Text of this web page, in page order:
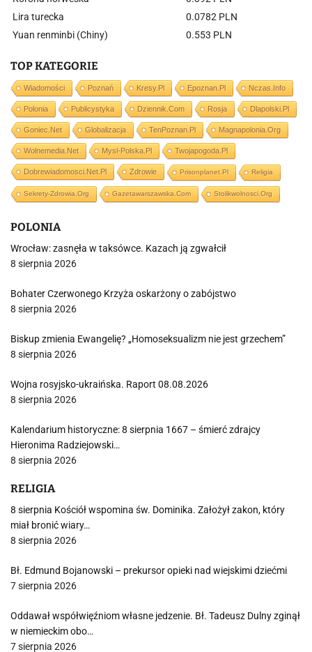
Lira turecka
0.0782 PLN
Yuan renminbi (Chiny)
0.553 PLN
TOP KATEGORIE
Wiadomości Poznań Kresy.pl Epoznan.pl Nczas.info
Polonia Publicystyka Dziennik.com Rosja Dlapolski.pl
Goniec.net Globalizacja TenPoznan.pl Magnapolonia.org
Wolnemedia.net Mysl-Polska.pl Twojapogoda.pl
Dobrewiadomosci.net.pl Zdrowie Prisonplanet.pl Religia
Sekrety-Zdrowia.org Gazetawarszawska.com Stolikwolnosci.org
POLONIA
Wrocław: zasnęła w taksówce. Kazach ją zgwałcił
8 sierpnia 2026
Bohater Czerwonego Krzyża oskarżony o zabójstwo
8 sierpnia 2026
Biskup zmienia Ewangelię? „Homoseksualizm nie jest grzechem”
8 sierpnia 2026
Wojna rosyjsko-ukraińska. Raport 08.08.2026
8 sierpnia 2026
Kalendarium historyczne: 8 sierpnia 1667 – śmierć zdrajcy
Hieronima Radziejowski…
8 sierpnia 2026
RELIGIA
8 sierpnia Kościół wspomina św. Dominika. Założył zakon, który
miał bronić wiary…
8 sierpnia 2026
Bł. Edmund Bojanowski – prekursor opieki nad wiejskimi dziećmi
7 sierpnia 2026
Oddawał współwięźniom własne jedzenie. Bł. Tadeusz Dulny zginął
w niemieckim obo…
7 sierpnia 2026